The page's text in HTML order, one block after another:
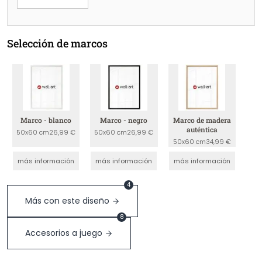
Selección de marcos
Marco - blanco
50x60 cm26,99 €
más información
Marco - negro
50x60 cm26,99 €
más información
Marco de madera
auténtica
50x60 cm34,99 €
más información
Más con este diseño
4
Accesorios a juego
8